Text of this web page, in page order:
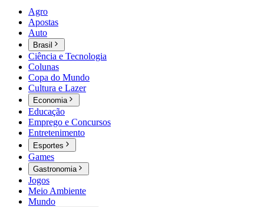
Agro
Apostas
Auto
Brasil
Ciência e Tecnologia
Colunas
Copa do Mundo
Cultura e Lazer
Economia
Educação
Emprego e Concursos
Entretenimento
Esportes
Games
Gastronomia
Jogos
Meio Ambiente
Mundo